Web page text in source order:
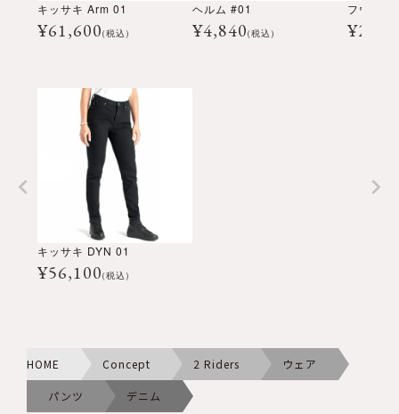
キッサキ Arm 01
¥61,600(税込)
ヘルム #01
¥4,840(税込)
フウジン
¥
キッサキ DYN 01
¥56,100(税込)
HOME Concept 2 Riders ウェア
パンツ
デニム